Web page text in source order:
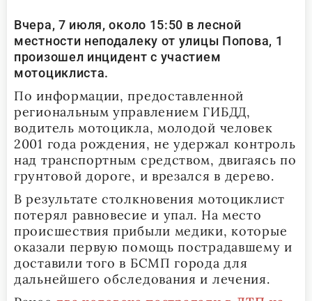
Вчера, 7 июля, около 15:50 в лесной
местности неподалеку от улицы Попова, 1
произошел инцидент с участием
мотоциклиста.
По информации, предоставленной
региональным управлением ГИБДД,
водитель мотоцикла, молодой человек
2001 года рождения, не удержал контроль
над транспортным средством, двигаясь по
грунтовой дороге, и врезался в дерево.
В результате столкновения мотоциклист
потерял равновесие и упал. На место
происшествия прибыли медики, которые
оказали первую помощь пострадавшему и
доставили того в БСМП города для
дальнейшего обследования и лечения.